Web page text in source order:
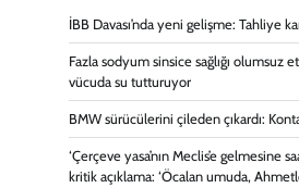
İBB Davası’nda yeni gelişme: Tahliye
Fazla sodyum sinsice sağlığı olumsuz
vücuda su tutturuyor
BMW sürücülerini çileden çıkardı:
‘Çerçeve yasa’nın Meclis’e gelmesine
kritik açıklama: ‘Öcalan umuda,